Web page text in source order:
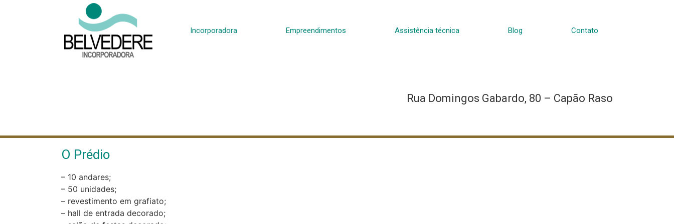
Incorporadora Empreendimentos Assistência técnica Blog Contato
Rua Domingos Gabardo, 80 – Capão Raso
O Prédio
– 10 andares;
– 50 unidades;
– revestimento em grafiato;
– hall de entrada decorado;